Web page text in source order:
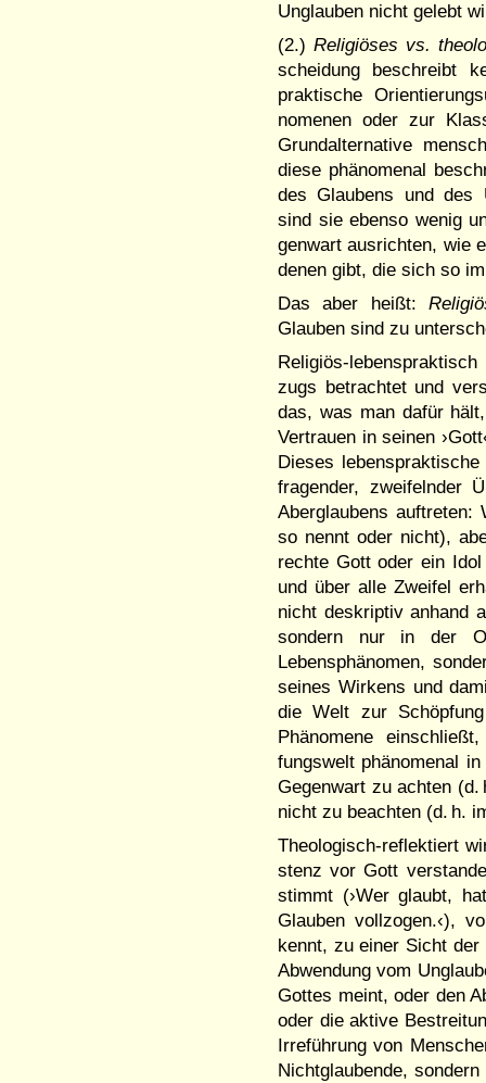
Unglauben nicht gelebt
(2.) Religiöses vs.
schei­dung beschreibt
prakti­sche
nomenen oder zur
Grund­alter­na­tive
diese phäno­menal
des Glaubens und des
sind sie ebenso wenig
gen­wart aus­rich­ten, wie
denen gibt, die sich so
Das aber heißt:
Glauben sind zu
Reli­giös-
zugs betrachtet und
das, was man dafür
Ver­trauen in seinen
Dieses
fragen­der, zwei­felnder
Aber­glaubens auftre­ten:
so nennt oder nicht),
rechte Gott oder ein
und über alle Zweifel
nicht deskriptiv anhand
sondern nur in der
Lebensphänomen,
seines Wirkens und
die Welt zur
Phänomene
fungswelt phäno­menal
Gegenwart zu ach­ten
nicht zu beachten (d. h.
Theo­lo­gisch-reflektiert
stenz vor Gott
stimmt (›Wer glaubt,
Glau­ben voll­zogen.‹),
kennt, zu einer Sicht
Abwendung vom
Gottes meint, oder den
oder die aktive
Irre­führung von
Nichtglaubende,